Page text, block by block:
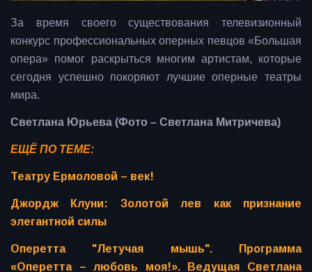
За время своего существования телевизионный
конкурс профессиональных оперных певцов «Большая
опера» помог раскрыться многим артистам, которые
сегодня успешно покоряют лучшие оперные театры
мира.
Светлана Юрьева (Фото – Светлана Митричева)
ЕЩЁ ПО ТЕМЕ:
Театру Ермоловой – век!
Джордж Клуни: Золотой лев как признание
элегантной силы
Оперетта "Летучая мышь". Программа
«Оперетта – любовь моя!». Ведущая Светлана